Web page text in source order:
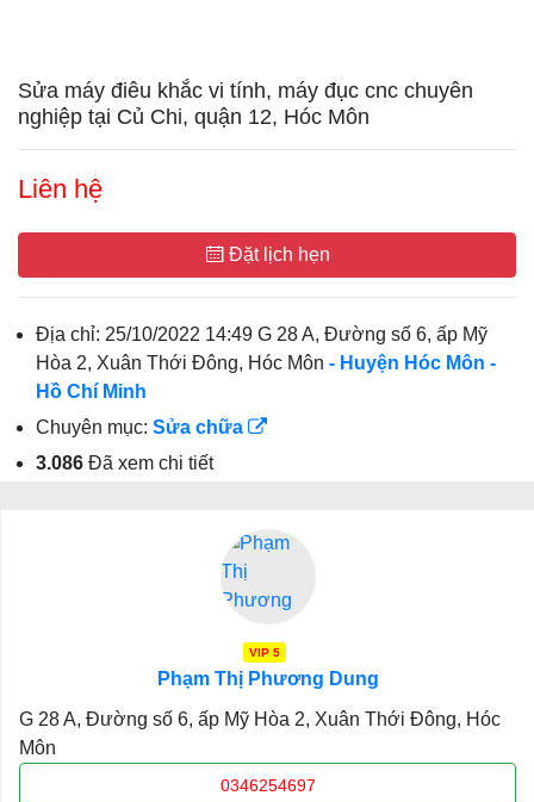
Sửa máy điêu khắc vi tính, máy đục cnc chuyên
nghiệp tại Củ Chi, quận 12, Hóc Môn
Liên hệ
Đặt lịch hẹn
Địa chỉ: 25/10/2022 14:49 G 28 A, Đường số 6, ấp Mỹ
Hòa 2, Xuân Thới Đông, Hóc Môn - Huyện Hóc Môn -
Hồ Chí Minh
Chuyên mục: Sửa chữa
3.086 Đã xem chi tiết
VIP 5
Phạm Thị Phương Dung
G 28 A, Đường số 6, ấp Mỹ Hòa 2, Xuân Thới Đông, Hóc
Môn
0346254697